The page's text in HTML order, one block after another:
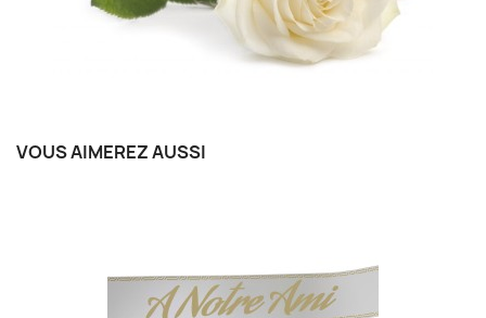
VOUS AIMEREZ AUSSI